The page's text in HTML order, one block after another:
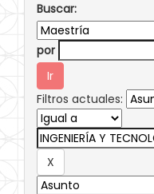
Buscar:
por
Filtros actuales: